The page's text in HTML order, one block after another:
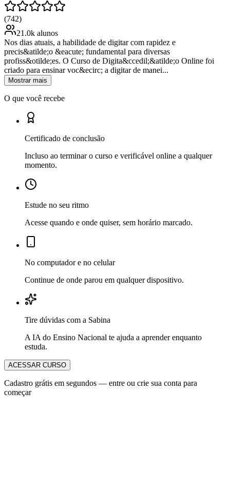
(742)
21.0k alunos
Nos dias atuais, a habilidade de digitar com rapidez e
precis&atilde;o &eacute; fundamental para diversas
profiss&otilde;es. O Curso de Digita&ccedil;&atilde;o Online foi
criado para ensinar voc&ecirc; a digitar de manei...
Mostrar mais
O que você recebe
Certificado de conclusão
Incluso ao terminar o curso e verificável online a qualquer
momento.
Estude no seu ritmo
Acesse quando e onde quiser, sem horário marcado.
No computador e no celular
Continue de onde parou em qualquer dispositivo.
Tire dúvidas com a Sabina
A IA do Ensino Nacional te ajuda a aprender enquanto
estuda.
ACESSAR CURSO
Cadastro grátis em segundos — entre ou crie sua conta para
começar